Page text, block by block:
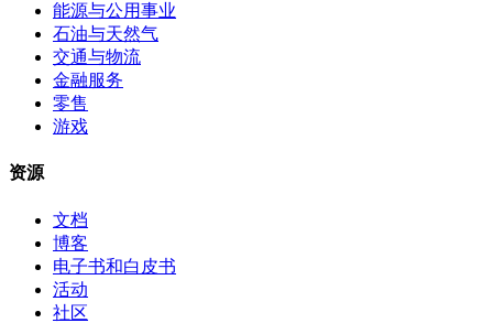
能源与公用事业
石油与天然气
交通与物流
金融服务
零售
游戏
资源
文档
博客
电子书和白皮书
活动
社区